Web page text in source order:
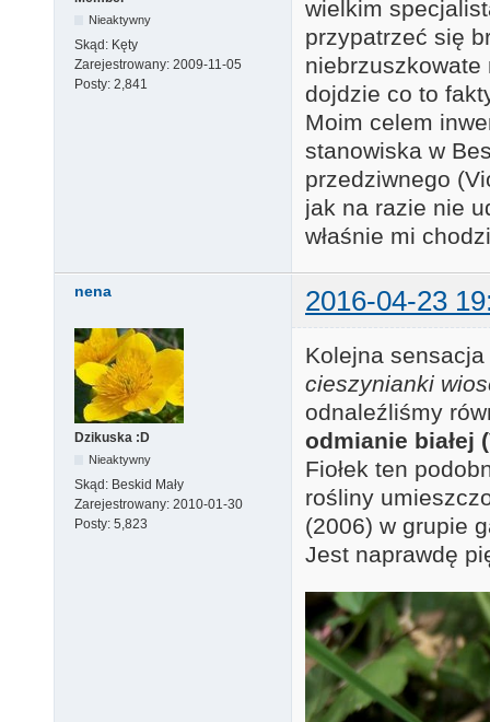
Nieaktywny
Skąd: Kęty
Zarejestrowany: 2009-11-05
Posty: 2,841
wielkim
przypatrzeć się
niebrzuszkowate
dojdzie co to
Moim celem
stanowiska w
przedziwnego
jak na razie nie
właśnie mi
nena 2016-04-23
Dzikuska :D
Nieaktywny
Skąd: Beskid Mały
Zarejestrowany: 2010-01-30
Posty: 5,823
Kolejna
cieszynianki
odnaleźliśmy
odmianie białej
Fiołek ten
rośliny
(2006) w grupie
Jest naprawdę